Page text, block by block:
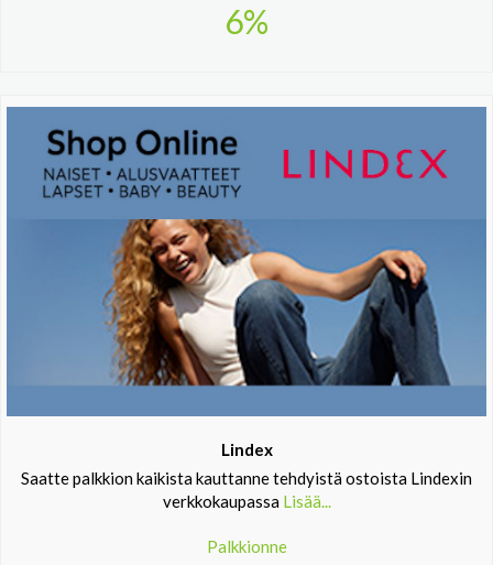
6%
Lindex
Saatte palkkion kaikista kauttanne tehdyistä ostoista Lindexin
verkkokaupassa Lisää...
Palkkionne